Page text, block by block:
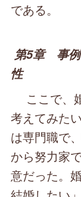
である。
第5章 事
性
ここで、
考えてみた
は専門職で
から努力家
意だった。